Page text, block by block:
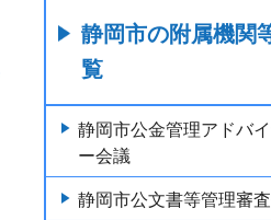
静岡市の附属機関
覧
静岡市公金管理アドバイ
ー会議
静岡市公文書等管理審